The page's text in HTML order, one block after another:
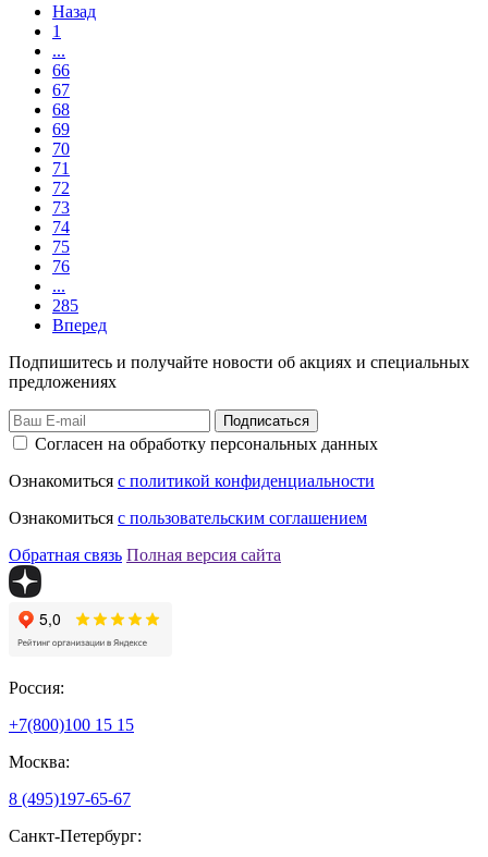
Назад
1
...
66
67
68
69
70
71
72
73
74
75
76
...
285
Вперед
Подпишитесь и получайте новости об акциях и специальных
предложениях
Подписаться
Согласен на обработку персональных данных
Ознакомиться с политикой конфиденциальности
Ознакомиться с пользовательским соглашением
Обратная связь Полная версия сайта
Россия:
+7(800)100 15 15
Москва:
8 (495)197-65-67
Санкт-Петербург: